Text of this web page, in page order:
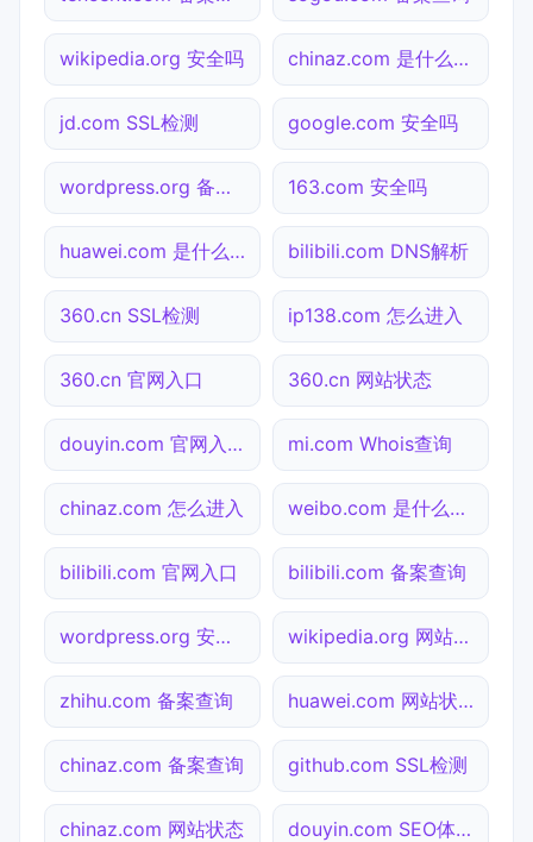
wikipedia.org 安全吗 chinaz.com 是什么网站
jd.com SSL检测 google.com 安全吗
wordpress.org 备案查询 163.com 安全吗
huawei.com 是什么网站 bilibili.com DNS解析
360.cn SSL检测 ip138.com 怎么进入
360.cn 官网入口 360.cn 网站状态
douyin.com 官网入口 mi.com Whois查询
chinaz.com 怎么进入 weibo.com 是什么网站
bilibili.com 官网入口 bilibili.com 备案查询
wordpress.org 安全吗 wikipedia.org 网站状态
zhihu.com 备案查询 huawei.com 网站状态
chinaz.com 备案查询 github.com SSL检测
chinaz.com 网站状态 douyin.com SEO体检